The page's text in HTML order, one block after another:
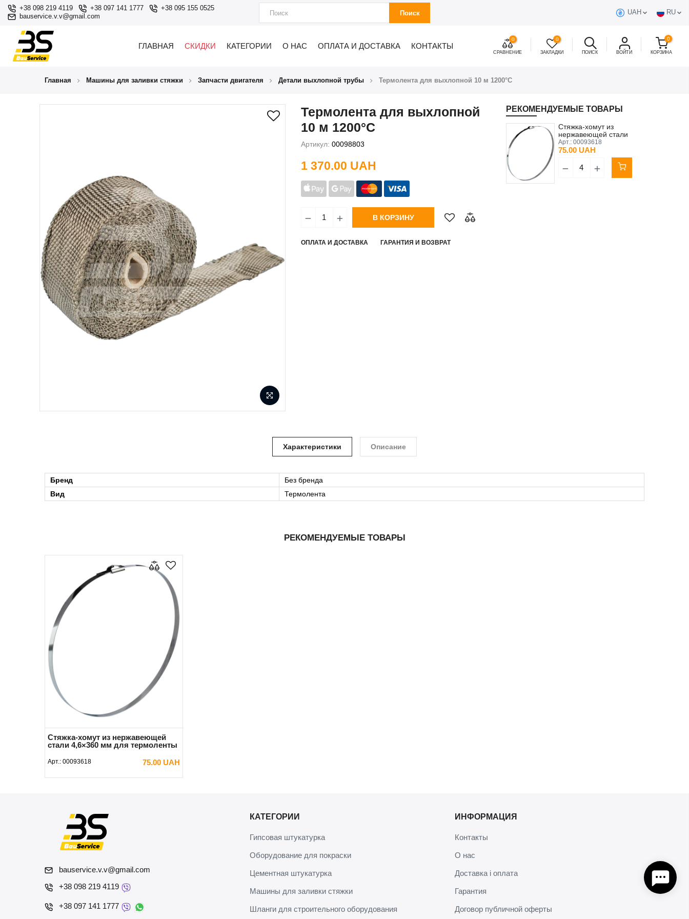
+38 098 219 4119 +38 097 141 1777
+38 095 155 0525
bauservice.v.v@gmail.com
Поиск UAH RU
ГЛАВНАЯ СКИДКИ КАТЕГОРИИ О НАС ОПЛАТА И ДОСТАВКА КОНТАКТЫ
0
СРАВНЕНИЕ
0
ЗАКЛАДКИ ПОИСК ВОЙТИ
0
КОРЗИНА
Главная Машины для заливки стяжки Запчасти двигателя Детали выхлопной трубы Термолента для выхлопной 10 м 1200°С
Термолента для выхлопной
10 м 1200°С
Артикул: 00098803
1 370.00 UAH
В КОРЗИНУ
ОПЛАТА И ДОСТАВКА ГАРАНТИЯ И ВОЗВРАТ
РЕКОМЕНДУЕМЫЕ ТОВАРЫ
Стяжка-хомут из
нержавеющей стали
4,6×360 мм для
термоленты
Арт.: 00093618
75.00 UAH
Характеристики Описание
Бренд
Без бренда
Вид
Термолента
РЕКОМЕНДУЕМЫЕ ТОВАРЫ
Стяжка-хомут из нержавеющей
стали 4,6×360 мм для термоленты
Арт.: 00093618 75.00 UAH
В КОРЗИНУ
bauservice.v.v@gmail.com
+38 098 219 4119
+38 097 141 1777
КАТЕГОРИИ
Гипсовая штукатурка
Оборудование для покраски
Цементная штукатурка
Машины для заливки стяжки
Шланги для строительного оборудования
ИНФОРМАЦИЯ
Контакты
О нас
Доставка і оплата
Гарантия
Договор публичной оферты